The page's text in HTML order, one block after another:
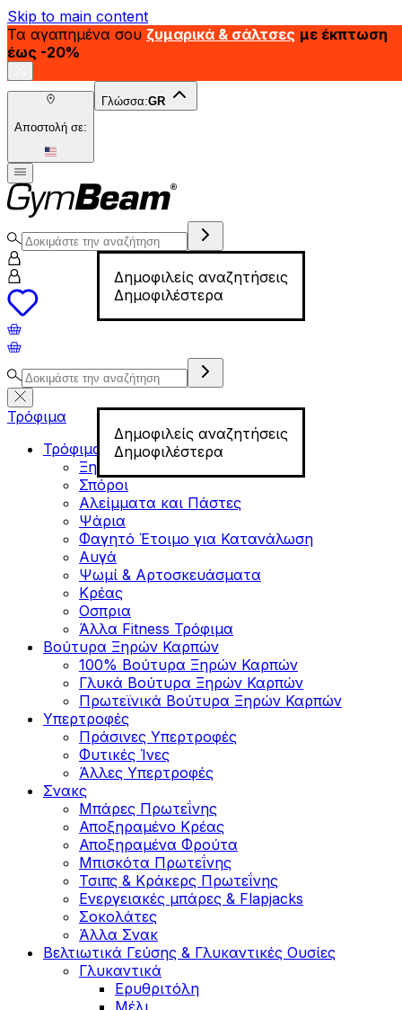
Skip to main content
Τα αγαπημένα σου ζυμαρικά & σάλτσες με έκπτωση
έως -20%
Αποστολή σε:
Γλώσσα:GR
Δημοφιλείς αναζητήσεις
Δημοφιλέστερα
Δημοφιλείς αναζητήσεις
Δημοφιλέστερα
Τρόφιμα
Τρόφιμα για Fitness
Ξηροί Καρποί
Σπόροι
Αλείμματα και Πάστες
Ψάρια
Φαγητό Έτοιμο για Κατανάλωση
Αυγά
Ψωμί & Αρτοσκευάσματα
Κρέας
Οσπρια
Άλλα Fitness Τρόφιμα
Βούτυρα Ξηρών Καρπών
100% Βούτυρα Ξηρών Καρπών
Γλυκά Βούτυρα Ξηρών Καρπών
Πρωτεϊνικά Βούτυρα Ξηρών Καρπών
Υπερτροφές
Πράσινες Υπερτροφές
Φυτικές Ίνες
Άλλες Υπερτροφές
Σνακς
Μπάρες Πρωτεΐνης
Αποξηραμένο Κρέας
Αποξηραμένα Φρούτα
Μπισκότα Πρωτεΐνης
Τσιπς & Kράκερς Πρωτεΐνης
Ενεργειακές μπάρες & Flapjacks
Σοκολάτες
Άλλα Σνακ
Βελτιωτικά Γεύσης & Γλυκαντικές Ουσίες
Γλυκαντικά
Ερυθριτόλη
Μέλι